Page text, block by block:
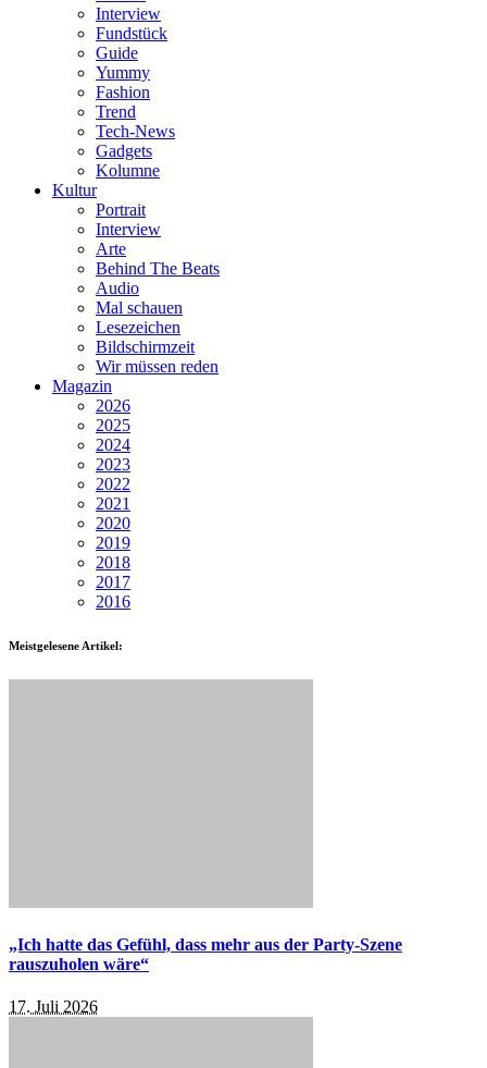
Interview
Fundstück
Guide
Yummy
Fashion
Trend
Tech-News
Gadgets
Kolumne
Kultur
Portrait
Interview
Arte
Behind The Beats
Audio
Mal schauen
Lesezeichen
Bildschirmzeit
Wir müssen reden
Magazin
2026
2025
2024
2023
2022
2021
2020
2019
2018
2017
2016
Meistgelesene Artikel:
„Ich hatte das Gefühl, dass mehr aus der Party-Szene
rauszuholen wäre“
17. Juli 2026